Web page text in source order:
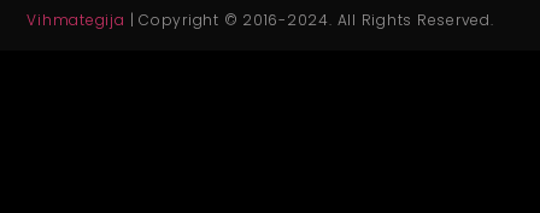
Vihmategija | Copyright © 2016-2024. All Rights Reserved.